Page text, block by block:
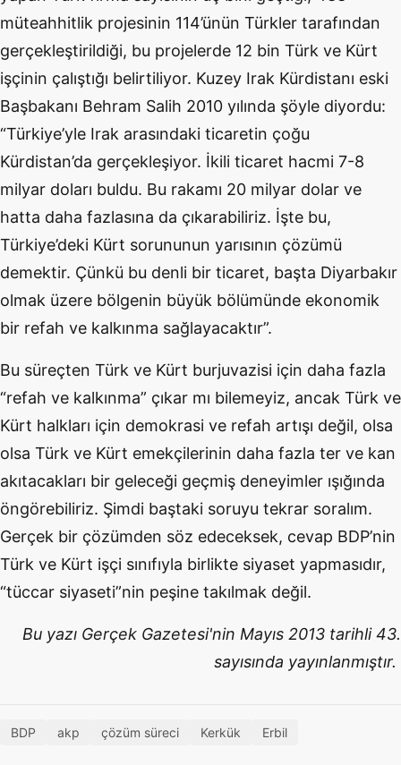
müteahhitlik projesinin 114’ünün Türkler tarafından
gerçekleştirildiği, bu projelerde 12 bin Türk ve Kürt
işçinin çalıştığı belirtiliyor. Kuzey Irak Kürdistanı eski
Başbakanı Behram Salih 2010 yılında şöyle diyordu:
“Türkiye’yle Irak arasındaki ticaretin çoğu
Kürdistan’da gerçekleşiyor. İkili ticaret hacmi 7-8
milyar doları buldu. Bu rakamı 20 milyar dolar ve
hatta daha fazlasına da çıkarabiliriz. İşte bu,
Türkiye’deki Kürt sorununun yarısının çözümü
demektir. Çünkü bu denli bir ticaret, başta Diyarbakır
olmak üzere bölgenin büyük bölümünde ekonomik
bir refah ve kalkınma sağlayacaktır”.
Bu süreçten Türk ve Kürt burjuvazisi için daha fazla
“refah ve kalkınma” çıkar mı bilemeyiz, ancak Türk ve
Kürt halkları için demokrasi ve refah artışı değil, olsa
olsa Türk ve Kürt emekçilerinin daha fazla ter ve kan
akıtacakları bir geleceği geçmiş deneyimler ışığında
öngörebiliriz. Şimdi baştaki soruyu tekrar soralım.
Gerçek bir çözümden söz edeceksek, cevap BDP’nin
Türk ve Kürt işçi sınıfıyla birlikte siyaset yapmasıdır,
“tüccar siyaseti”nin peşine takılmak değil.
Bu yazı Gerçek Gazetesi'nin Mayıs 2013 tarihli 43.
sayısında yayınlanmıştır.
BDP akp çözüm süreci Kerkük Erbil